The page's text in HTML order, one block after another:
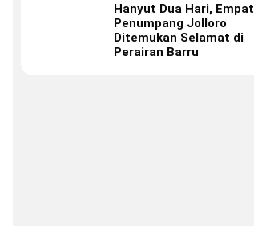
Hanyut Dua Hari, Empat
Penumpang Jolloro
Ditemukan Selamat di
Perairan Barru